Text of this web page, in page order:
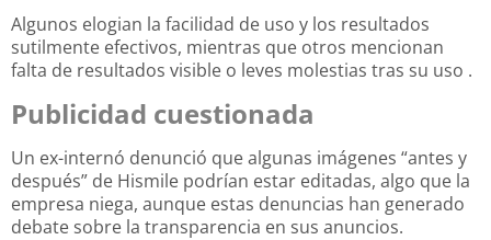
Algunos elogian la facilidad de uso y los resultados
sutilmente efectivos, mientras que otros mencionan
falta de resultados visible o leves molestias tras su uso .
Publicidad cuestionada
Un ex-internó denunció que algunas imágenes “antes y
después” de Hismile podrían estar editadas, algo que la
empresa niega, aunque estas denuncias han generado
debate sobre la transparencia en sus anuncios.